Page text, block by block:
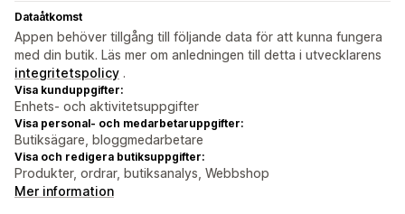
Dataåtkomst
Appen behöver tillgång till följande data för att kunna fungera
med din butik. Läs mer om anledningen till detta i utvecklarens
integritetspolicy .
Visa kunduppgifter:
Enhets- och aktivitetsuppgifter
Visa personal- och medarbetaruppgifter:
Butiksägare, bloggmedarbetare
Visa och redigera butiksuppgifter:
Produkter, ordrar, butiksanalys, Webbshop
Mer information